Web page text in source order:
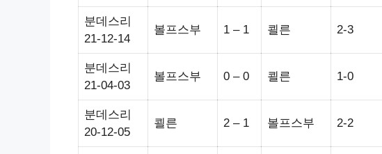
분데스리
21-12-14
볼프스부 1 – 1 쾰른 2-3
분데스리
21-04-03
볼프스부 0 – 0 쾰른 1-0
분데스리
20-12-05
쾰른 2 – 1 볼프스부 2-2